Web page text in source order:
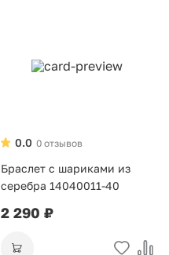
0 отзывов
0.0
Браслет с шариками из
серебра 14040011-40
2 290 ₽